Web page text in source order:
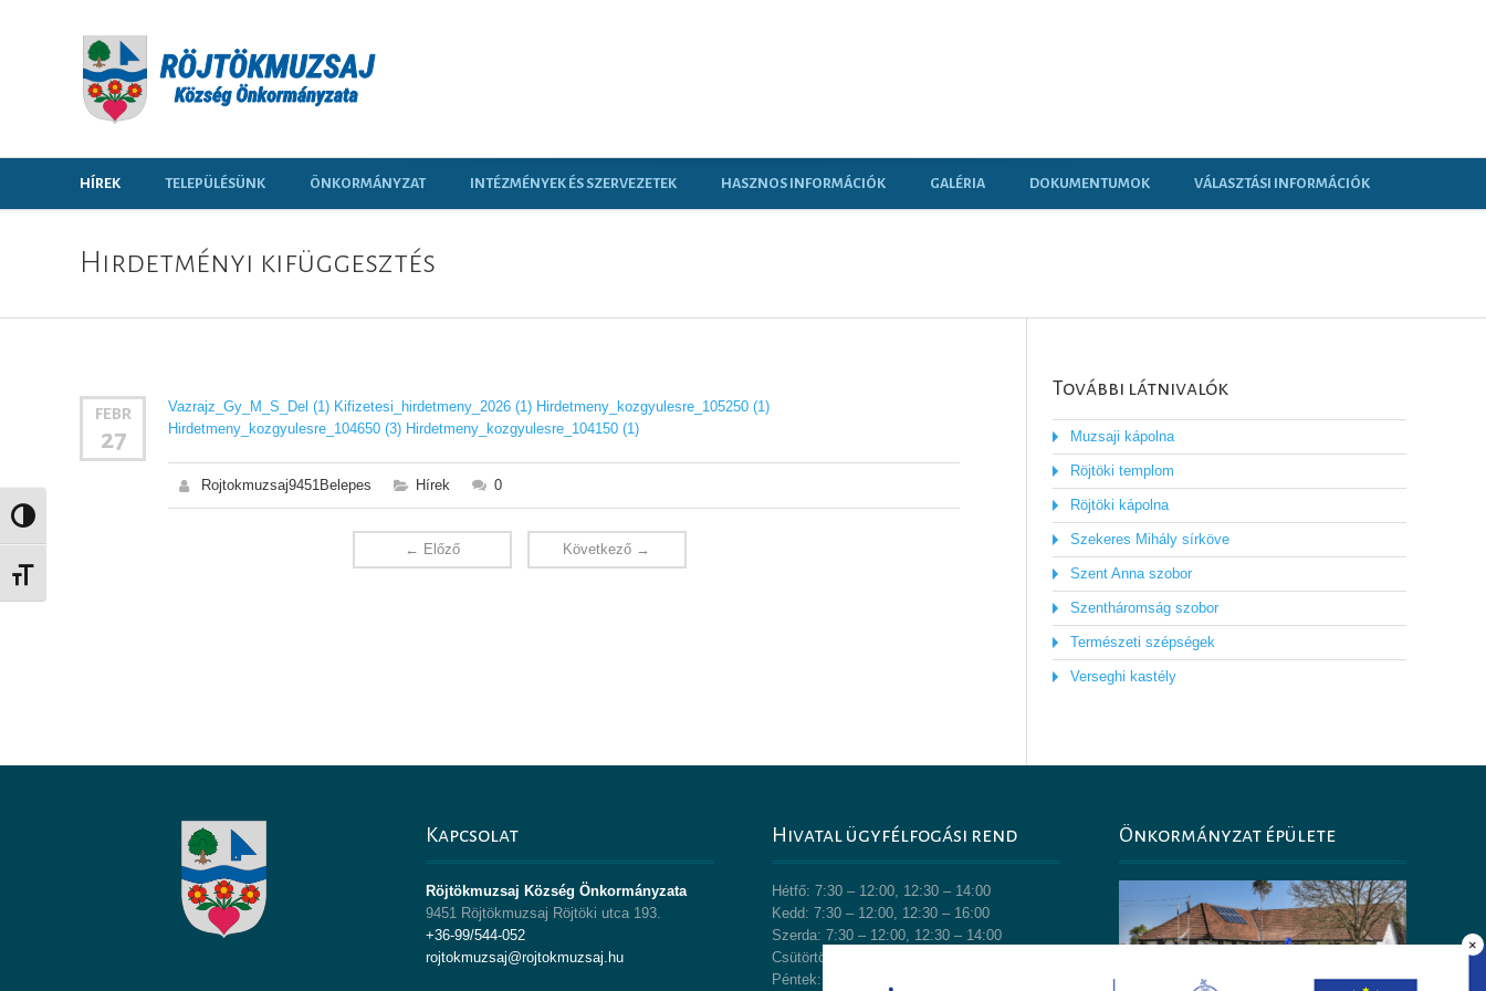
Nagy kontraszt váltása
Betűméret váltása
×
HÍREK TELEPÜLÉSÜNK ÖNKORMÁNYZAT INTÉZMÉNYEK ÉS SZERVEZETEK HASZNOS INFORMÁCIÓK GALÉRIA DOKUMENTUMOK VÁLASZTÁSI INFORMÁCIÓK
Hirdetményi kifüggesztés
FEBR
27
Vazrajz_Gy_M_S_Del (1) Kifizetesi_hirdetmeny_2026 (1) Hirdetmeny_kozgyulesre_105250 (1)
Hirdetmeny_kozgyulesre_104650 (3) Hirdetmeny_kozgyulesre_104150 (1)
Rojtokmuzsaj9451Belepes Hírek 0
← Előző Következő →
További látnivalók
Muzsaji kápolna
Röjtöki templom
Röjtöki kápolna
Szekeres Mihály sírköve
Szent Anna szobor
Szentháromság szobor
Természeti szépségek
Verseghi kastély
Kapcsolat
Röjtökmuzsaj Község Önkormányzata
9451 Röjtökmuzsaj Röjtöki utca 193.
+36-99/544-052
rojtokmuzsaj@rojtokmuzsaj.hu
Hivatal ügyfélfogási rend
Hétfő: 7:30 – 12:00, 12:30 – 14:00
Kedd: 7:30 – 12:00, 12:30 – 16:00
Szerda: 7:30 – 12:00, 12:30 – 14:00
Csütörtök: 7:30 – 12:00, 12:30 – 14:00
Péntek: 7:30 – 12:00, 12:30 – 13:30
Önkormányzat épülete